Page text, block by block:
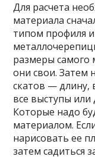
Для расчета
материала
типом профиля
размеры самого
они свои. Затем
скатов — длину,
все выступы
Которые надо
материалом.
нарисовать ее
затем садиться